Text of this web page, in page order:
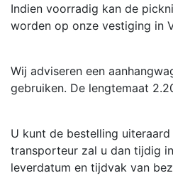
Indien voorradig kan de
worden op onze vestiging in
Wij adviseren een
gebruiken. De lengtemaat
U kunt de bestelling
transporteur zal u dan tijdig
leverdatum en tijdvak van